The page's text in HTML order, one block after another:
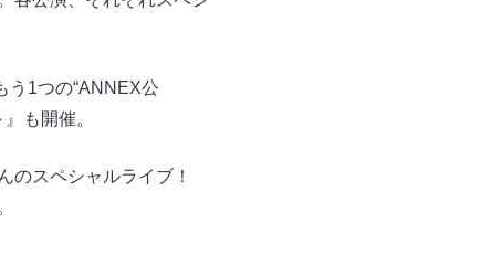
う1つの“ANNEX公
も開催。
のスペシャルライブ！